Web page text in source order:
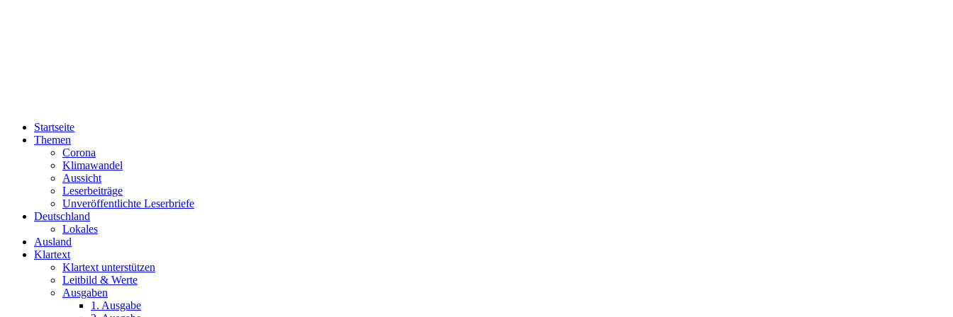
Startseite
Themen
Corona
Klimawandel
Aussicht
Leserbeiträge
Unveröffentlichte Leserbriefe
Deutschland
Lokales
Ausland
Klartext
Klartext unterstützen
Leitbild & Werte
Ausgaben
1. Ausgabe